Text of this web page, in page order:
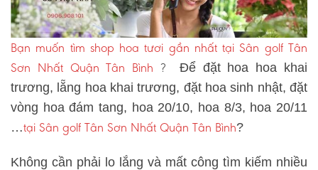
Bạn muốn tìm shop hoa tươi gần nhất tại Sân golf Tân
Sơn Nhất Quận Tân Bình ? Để đặt hoa hoa khai
trương, lẵng hoa khai trương, đặt hoa sinh nhật, đặt
vòng hoa đám tang, hoa 20/10, hoa 8/3, hoa 20/11
…tại Sân golf Tân Sơn Nhất Quận Tân Bình?
Không cần phải lo lắng và mất công tìm kiếm nhiều